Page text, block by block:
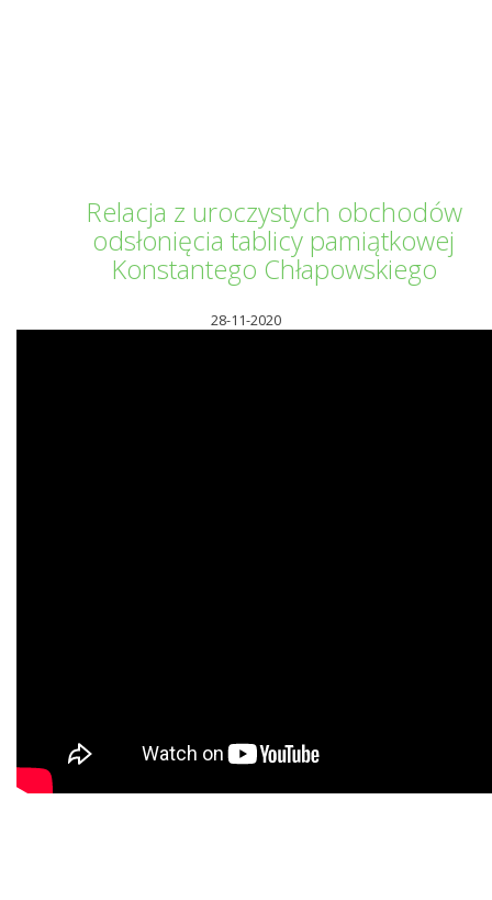
Relacja z uroczystych obchodów
odsłonięcia tablicy pamiątkowej
Konstantego Chłapowskiego
28-11-2020